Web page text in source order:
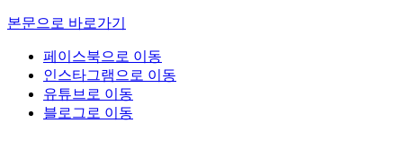
본문으로 바로가기
페이스북으로 이동
인스타그램으로 이동
유튜브로 이동
블로그로 이동